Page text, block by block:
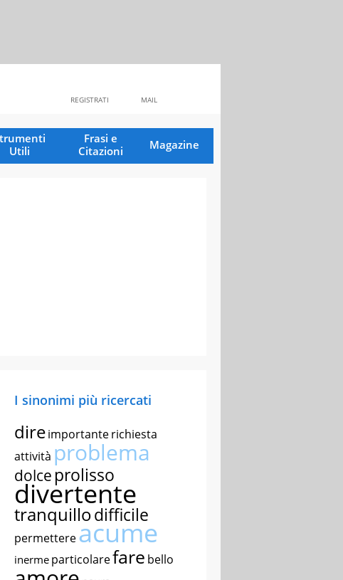
MAIL
REGISTRATI
Utili
Frasi e
Citazioni
Magazine
I sinonimi più ricercati
direimportanterichiesta
attività problema
dolce prolisso
divertente
tranquillodifficile
permettereacume
inerme particolarefare bello